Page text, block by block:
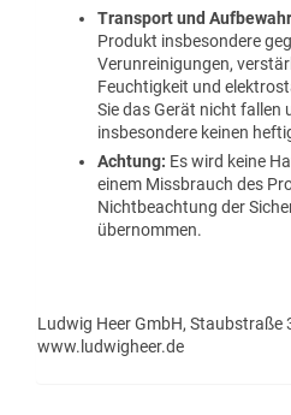
Transport und
Produkt insbesondere
Verunreinigungen,
Feuchtigkeit und
Sie das Gerät nicht fallen
insbesondere keinen
Achtung: Es wird keine
einem Missbrauch des
Nichtbeachtung der
übernommen.
Ludwig Heer GmbH, Staubstraße
www.ludwigheer.de